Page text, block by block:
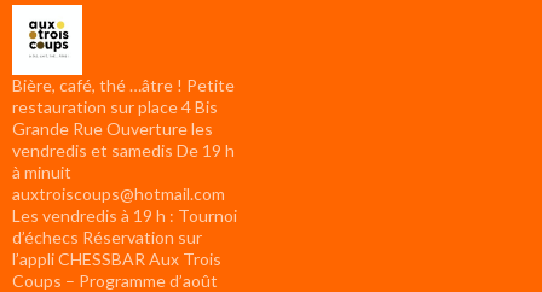
Bière, café, thé …âtre ! Petite
restauration sur place 4 Bis
Grande Rue Ouverture les
vendredis et samedis De 19 h
à minuit
auxtroiscoups@hotmail.com
Les vendredis à 19 h : Tournoi
d’échecs Réservation sur
l’appli CHESSBAR Aux Trois
Coups – Programme d’août